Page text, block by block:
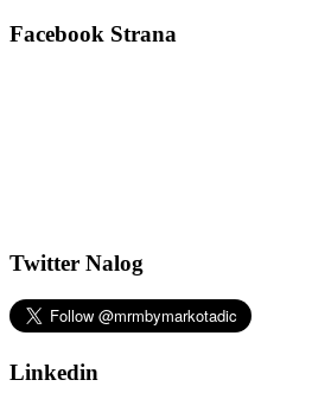
Facebook Strana
Twitter Nalog
Linkedin